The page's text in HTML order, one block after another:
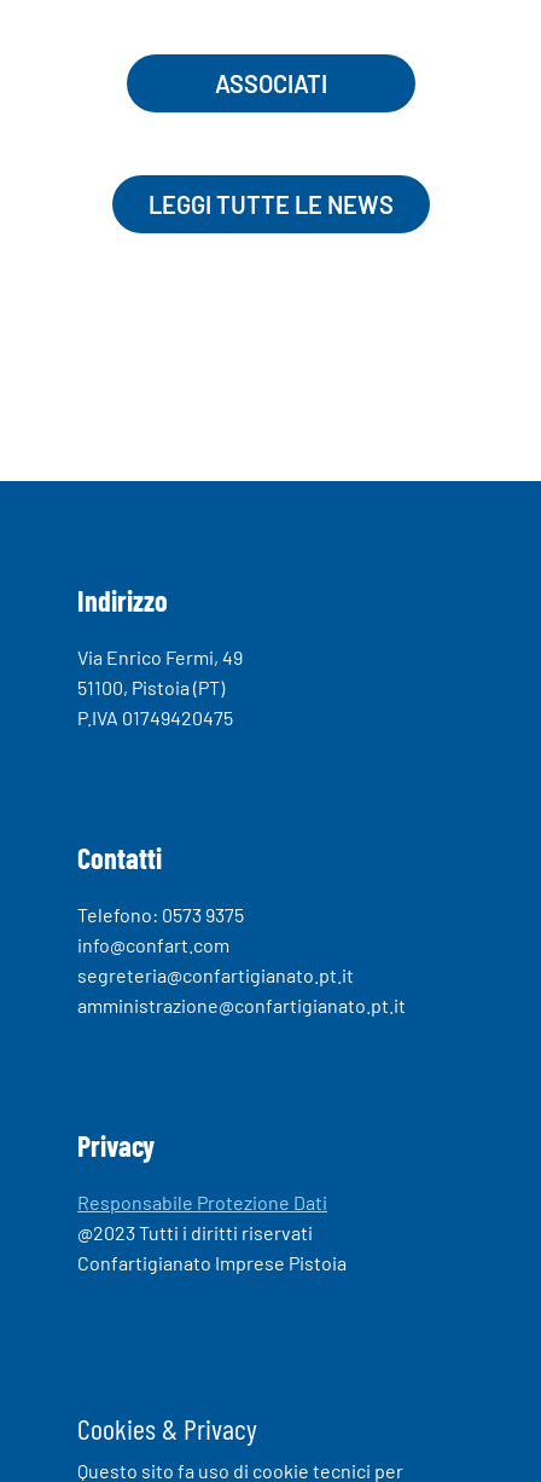
ASSOCIATI
LEGGI TUTTE LE NEWS
Indirizzo
Via Enrico Fermi, 49
51100, Pistoia (PT)
P.IVA 01749420475
Contatti
Telefono: 0573 9375
info@confart.com
segreteria@confartigianato.pt.it
amministrazione@confartigianato.pt.it
Privacy
Responsabile Protezione Dati
@2023 Tutti i diritti riservati
Confartigianato Imprese Pistoia
Cookies & Privacy
Questo sito fa uso di cookie tecnici per